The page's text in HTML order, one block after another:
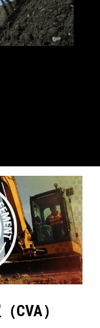
CVA）